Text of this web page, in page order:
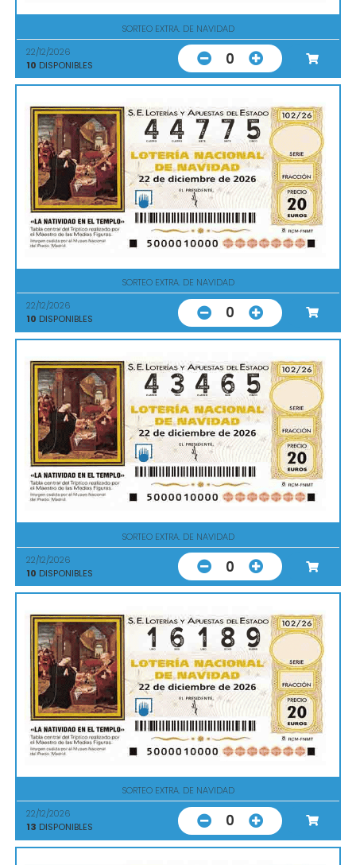
SORTEO EXTRA. DE NAVIDAD
22/12/2026
10 DISPONIBLES 0
SORTEO EXTRA. DE NAVIDAD
22/12/2026
10 DISPONIBLES 0
SORTEO EXTRA. DE NAVIDAD
22/12/2026
10 DISPONIBLES 0
SORTEO EXTRA. DE NAVIDAD
22/12/2026
13 DISPONIBLES 0